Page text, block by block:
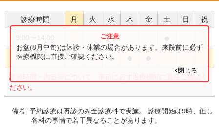
診療時間 月 火 水 木 金 土 日 祝
9:00〜17:00 ● ● ●
診療時間・内容等について、事前に必ず医療機関に直接ご確認く
ださい。
お盆(8月中旬)は休診・休業の場合があります。来院前に必ず
医療機関に直接ご確認ください。
×閉じる
備考:予約診療は再診のみ全診療科で実施。 診療開始は9時、但し
各科の事情で若干異なることがあります。